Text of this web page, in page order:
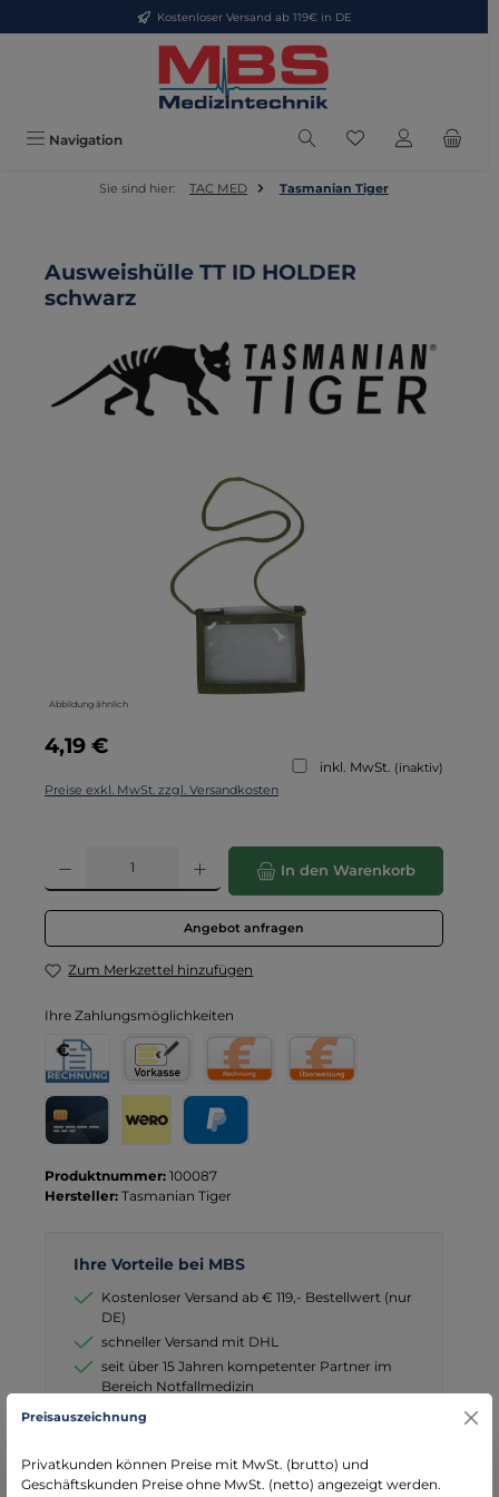
Zum Hauptinhalt springenKostenloser Versand ab 119€ in DE
Navigation Du hast 0
Sie sind hier: TAC MED Tasmanian Tiger
Ausweishülle TT ID HOLDER
schwarz
Abbildung ähnlich
Regulärer Preis:
4,19 €
inkl. MwSt. (inaktiv)
Preise exkl. MwSt. zzgl. Versandkosten
Produkt Anzahl: Gib den gewünschten Wert ein oder benutze die
In den Warenkorb
Angebot anfragen
Zum Merkzettel hinzufügen
Ihre Zahlungsmöglichkeiten
Produktnummer: 100087
Hersteller: Tasmanian Tiger
Ihre Vorteile bei MBS
Kostenloser Versand ab € 119,- Bestellwert (nur
DE)
schneller Versand mit DHL
seit über 15 Jahren kompetenter Partner im
Bereich Notfallmedizin
Preisauszeichnung
Privatkunden können Preise mit MwSt. (brutto) und
Geschäftskunden Preise ohne MwSt. (netto) angezeigt werden.